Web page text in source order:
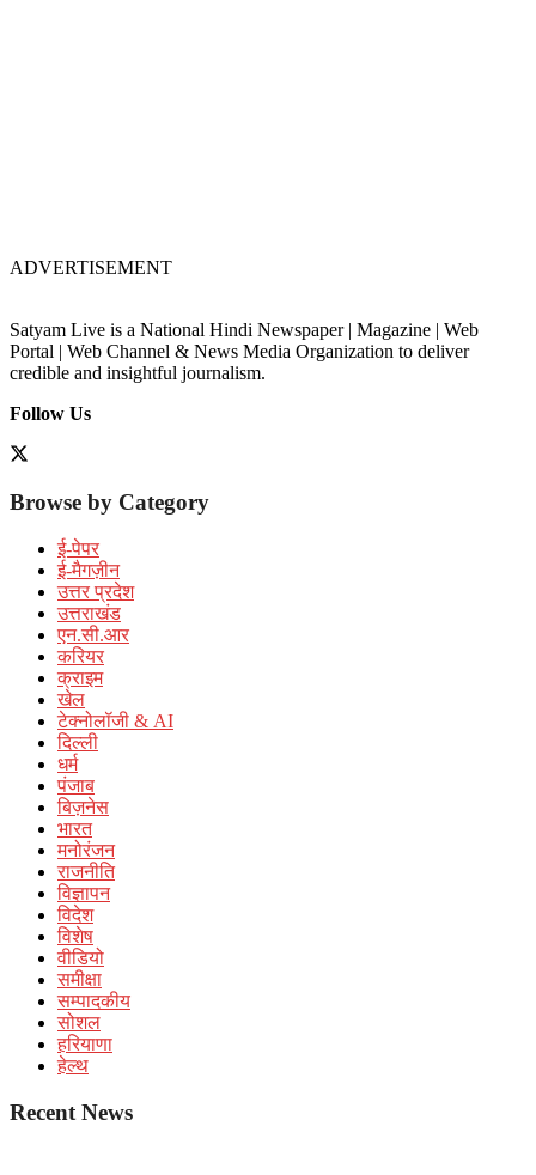
ADVERTISEMENT
Satyam Live is a National Hindi Newspaper | Magazine | Web
Portal | Web Channel & News Media Organization to deliver
credible and insightful journalism.
Follow Us
Browse by Category
ई-पेपर
ई-मैगज़ीन
उत्तर प्रदेश
उत्तराखंड
एन.सी.आर
करियर
क्राइम
खेल
टेक्नोलॉजी & AI
दिल्ली
धर्म
पंजाब
बिज़नेस
भारत
मनोरंजन
राजनीति
विज्ञापन
विदेश
विशेष
वीडियो
समीक्षा
सम्पादकीय
सोशल
हरियाणा
हेल्थ
Recent News